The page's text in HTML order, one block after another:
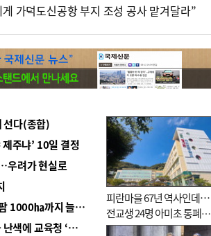
가덕도신공항 부지 조성 공사 맡겨달라”
선다(종합)
주냐’ 10일 결정
우려가 현실로
■ 경남 농정 비전 ‘잘 사는 농촌’…스마트팜 1000㏊까지 늘린다
■ 교육혁신선도지 공모 코앞인데…구·군 난색에 교육청 ‘쩔쩔’
피란마을 67년 역사인데…
전교생 24명 아미초 통폐합
기로